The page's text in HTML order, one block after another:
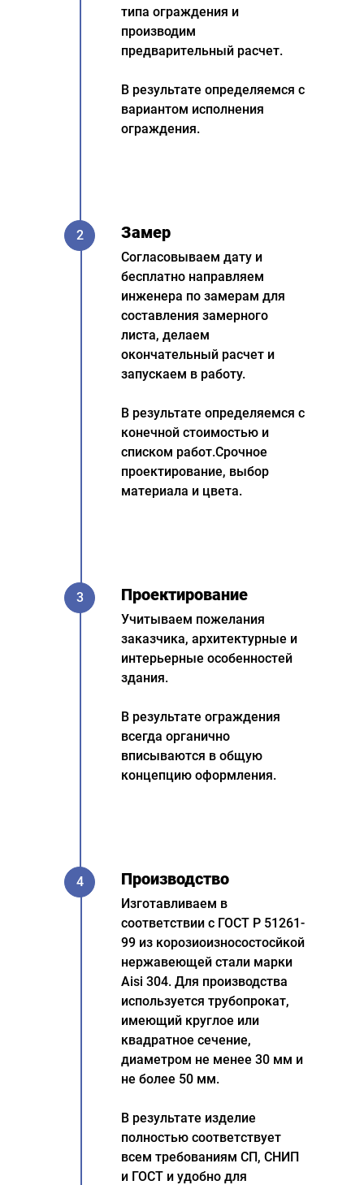
типа ограждения и
производим
предварительный расчет.
В результате определяемся с
вариантом исполнения
ограждения.
2 Замер
Согласовываем дату и
бесплатно направляем
инженера по замерам для
составления замерного
листа, делаем
окончательный расчет и
запускаем в работу.
В результате определяемся с
конечной стоимостью и
списком работ.Срочное
проектирование, выбор
материала и цвета.
3 Проектирование
Учитываем пожелания
заказчика, архитектурные и
интерьерные особенностей
здания.
В результате ограждения
всегда органично
вписываются в общую
концепцию оформления.
4 Производство
Изготавливаем в
соответствии с ГОСТ Р 51261-
99 из корозиоизносостосйкой
нержавеющей стали марки
Aisi 304. Для производства
используется трубопрокат,
имеющий круглое или
квадратное сечение,
диаметром не менее 30 мм и
не более 50 мм.
В результате изделие
полностью соответствует
всем требованиям СП, СНИП
и ГОСТ и удобно для